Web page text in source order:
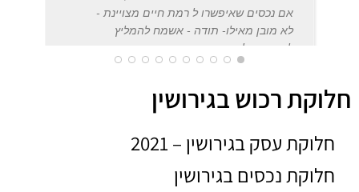
אם נכסים שאיפשרו ל רמת חיים מצויינת -
לא מובן מאילו- תודה - אשמח להמליץ
להפנות אליך גם בהמשך
ויקטור ויקטורד
חלוקת רכוש בגירושין
חלוקת עסק בגירושין – 2021
חלוקת נכסים בגירושין